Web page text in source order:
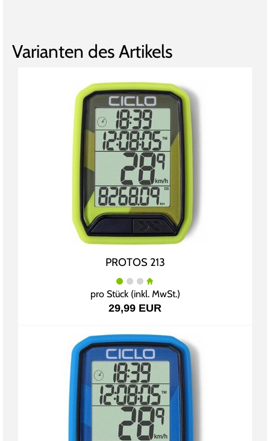
Varianten des Artikels
PROTOS 213
pro Stück (inkl. MwSt.)
29,99 EUR